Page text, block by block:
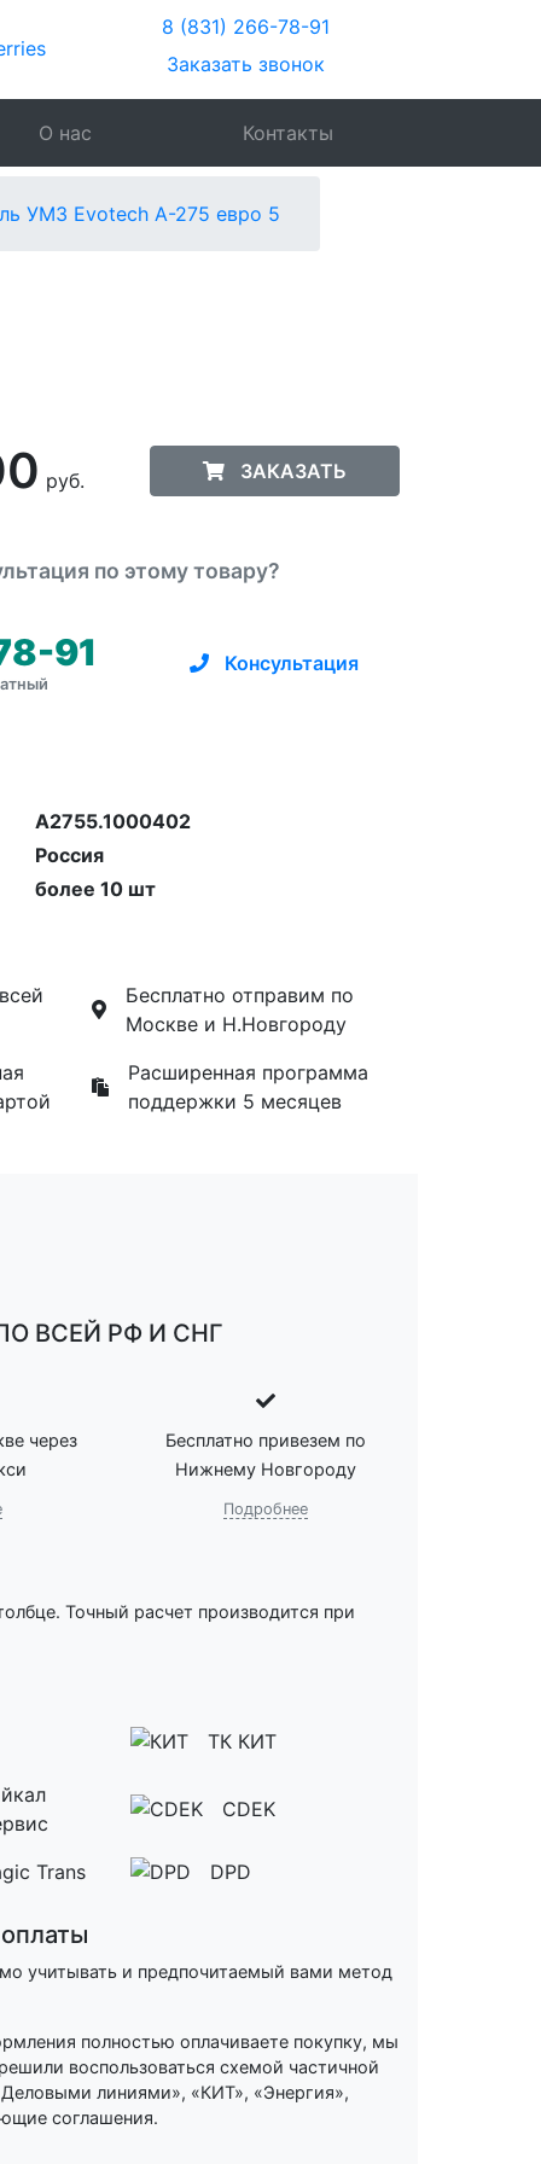
8 (831) 266-78-91
Заказать звонок
О нас Контакты
УМЗ Evotech A-275 евро 5
руб. ЗАКАЗАТЬ
по этому товару?
91 Консультация
А2755.1000402
Россия
более 10 шт
Бесплатно отправим по
Москве и Н.Новгороду
Расширенная программа
поддержки 5 месяцев
ВСЕЙ РФ И СНГ
через
Бесплатно привезем по
Нижнему Новгороду
Подробнее
Точный расчет производится при
ТК КИТ
CDEK
Trans DPD
учитывать и предпочитаемый вами метод
полностью оплачиваете покупку, мы
воспользоваться схемой частичной
линиями», «КИТ», «Энергия»,
соглашения.